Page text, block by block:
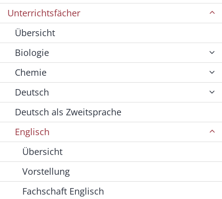
Unterrichtsfächer
Übersicht
Biologie
Chemie
Deutsch
Deutsch als Zweitsprache
Englisch
Übersicht
Vorstellung
Fachschaft Englisch